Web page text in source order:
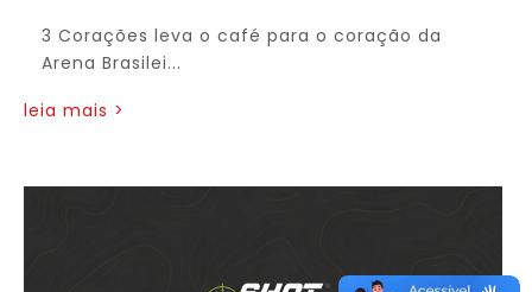
3 Corações leva o café para o coração da
Arena Brasilei...
leia mais >